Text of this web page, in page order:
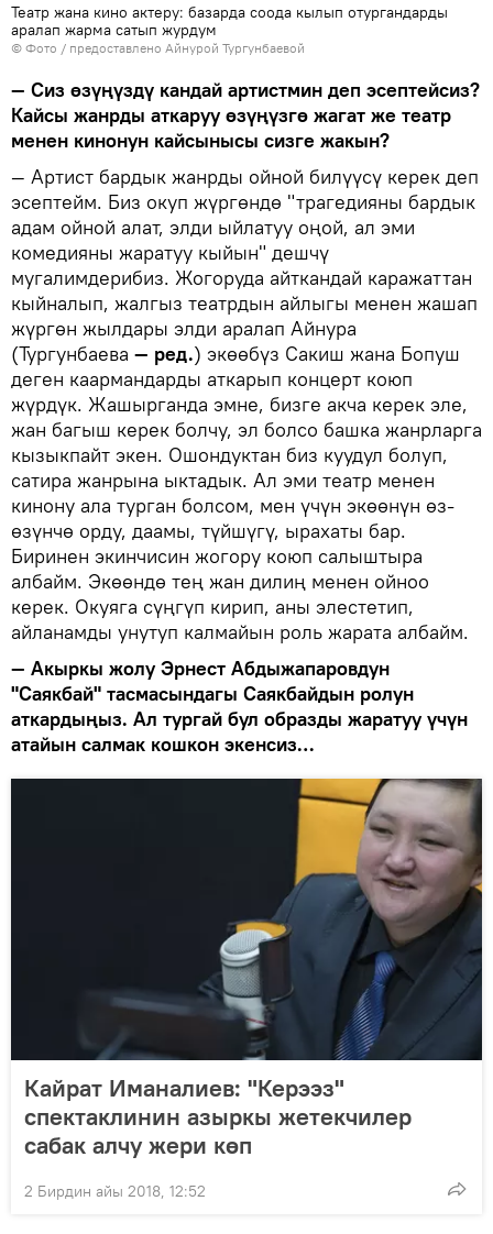
Театр жана кино актеру: базарда соода кылып отургандарды
аралап жарма сатып журдум
© Фото / предоставлено Айнурой Тургунбаевой
— Сиз өзүңүздү кандай артистмин деп эсептейсиз?
Кайсы жанрды аткаруу өзүңүзгө жагат же театр
менен кинонун кайсынысы сизге жакын?
— Артист бардык жанрды ойной билүүсү керек деп
эсептейм. Биз окуп жүргөндө "трагедияны бардык
адам ойной алат, элди ыйлатуу оңой, ал эми
комедияны жаратуу кыйын" дешчү
мугалимдерибиз. Жогоруда айткандай каражаттан
кыйналып, жалгыз театрдын айлыгы менен жашап
жүргөн жылдары элди аралап Айнура
(Тургунбаева — ред.) экөөбүз Сакиш жана Бопуш
деген каармандарды аткарып концерт коюп
жүрдүк. Жашырганда эмне, бизге акча керек эле,
жан багыш керек болчу, эл болсо башка жанрларга
кызыкпайт экен. Ошондуктан биз куудул болуп,
сатира жанрына ыктадык. Ал эми театр менен
кинону ала турган болсом, мен үчүн экөөнүн өз-
өзүнчө орду, даамы, түйшүгү, ырахаты бар.
Биринен экинчисин жогору коюп салыштыра
албайм. Экөөндө тең жан дилиң менен ойноо
керек. Окуяга сүңгүп кирип, аны элестетип,
айланамды унутуп калмайын роль жарата албайм.
— Акыркы жолу Эрнест Абдыжапаровдун
"Саякбай" тасмасындагы Саякбайдын ролун
аткардыңыз. Ал тургай бул образды жаратуу үчүн
атайын салмак кошкон экенсиз…
Кайрат Иманалиев: "Керээз"
спектаклинин азыркы жетекчилер
сабак алчу жери көп
2 Бирдин айы 2018, 12:52